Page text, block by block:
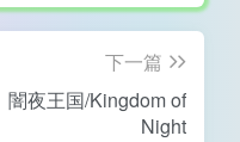
下一篇
闇夜王国/Kingdom of
Night